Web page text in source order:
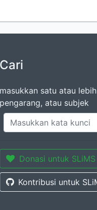
Cari
masukkan satu atau
pengarang, atau subjek
Donasi untuk SLiMS
Kontribusi untuk